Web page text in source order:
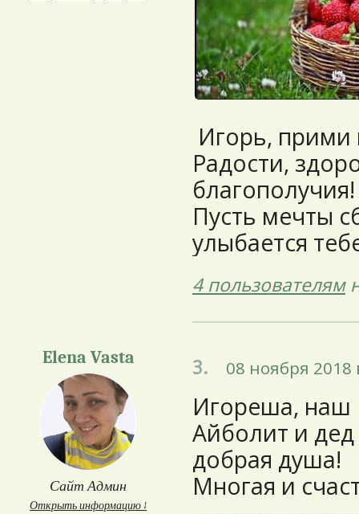
Игорь, прими
Радости,
благополучия!
Пусть мечты
улыбается
4 пользователям
Elena Vasta
Сайт Админ
Открыть информацию ↓
3. 08 ноября 2018
Игореша, наш
Айболит и
добрая душа!
Многая и